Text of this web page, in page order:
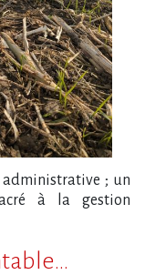
administrative ; un
à la gestion